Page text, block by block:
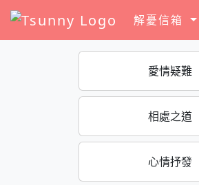
解憂信箱
愛情疑難
相處之道
心情抒發